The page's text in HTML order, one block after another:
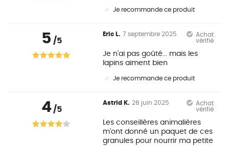
Je recommande ce produit
5 /5
Eric L. 7 septembre 2025
Achat
vérifié
Je n'ai pas goûté... mais les
lapins aiment bien
Je recommande ce produit
4/5
Astrid K. 28 juin 2025
Achat
vérifié
Les conseillères animalières
m'ont donné un paquet de ces
granules pour nourrir ma petite